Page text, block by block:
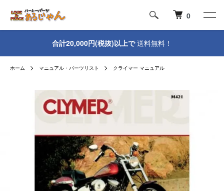
0
合計20,000円(税抜)以上で送料無料！
ホーム マニュアル・パーツリスト クライマー マニュアル